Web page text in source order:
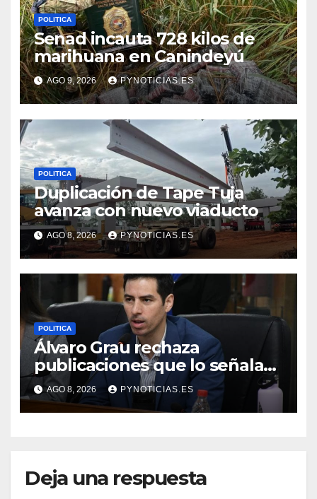
POLITICA
Senad incauta 728 kilos de
marihuana en Canindeyú
AGO 9, 2026 PYNOTICIAS.ES
POLITICA
Duplicación de Tape Tuja
avanza con nuevo viaducto
AGO 8, 2026 PYNOTICIAS.ES
POLITICA
Álvaro Grau rechaza
publicaciones que lo señalan
como “lobbista”
AGO 8, 2026 PYNOTICIAS.ES
Deja una respuesta